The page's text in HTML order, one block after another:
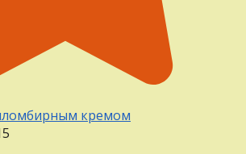
кремом